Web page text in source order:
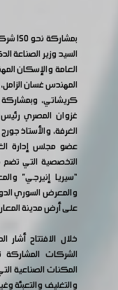
السيد وزير الصناعة
العامة والإسكان
المهندس غسان
كريشاتي،
غزوان المصري
الغرفة، والأستاذ
عضو مجلس إدارة
التخصصية التي تضم
“سيريا إنيرجي”
والمعرض السوري
على أرض مدينة
خلال الافتتاح أشار
الشركات
المكنات الصناعية
والتغليف والتعبئة